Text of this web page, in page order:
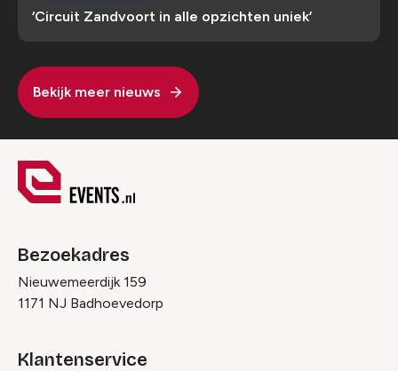
‘Circuit Zandvoort in alle opzichten uniek’
Bekijk meer nieuws
Bezoekadres
Nieuwemeerdijk 159
1171 NJ Badhoevedorp
Klantenservice